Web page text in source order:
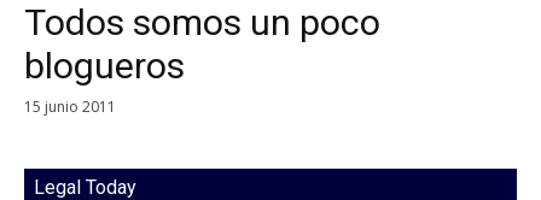
Todos somos un poco
blogueros
15 junio 2011
Legal Today